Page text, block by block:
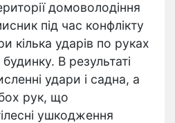
домоволодіння
під час конфлікту
кілька ударів по руках
В результаті
удари і садна, а
рук, що
ушкодження